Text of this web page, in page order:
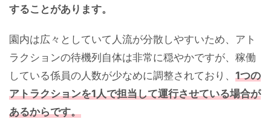
することがあります。
園内は広々としていて人流が分散しやすいため、アト
ラクションの待機列自体は非常に穏やかですが、稼働
している係員の人数が少なめに調整されており、 1つの
アトラクションを1人で担当して運行させている場合が
あるからです。